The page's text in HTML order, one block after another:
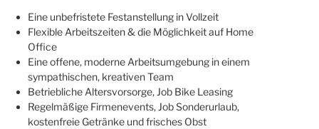
Eine unbefristete Festanstellung in Vollzeit
Flexible Arbeitszeiten & die Möglichkeit auf Home
Office
Eine offene, moderne Arbeitsumgebung in einem
sympathischen, kreativen Team
Betriebliche Altersvorsorge, Job Bike Leasing
Regelmäßige Firmenevents, Job Sonderurlaub,
kostenfreie Getränke und frisches Obst